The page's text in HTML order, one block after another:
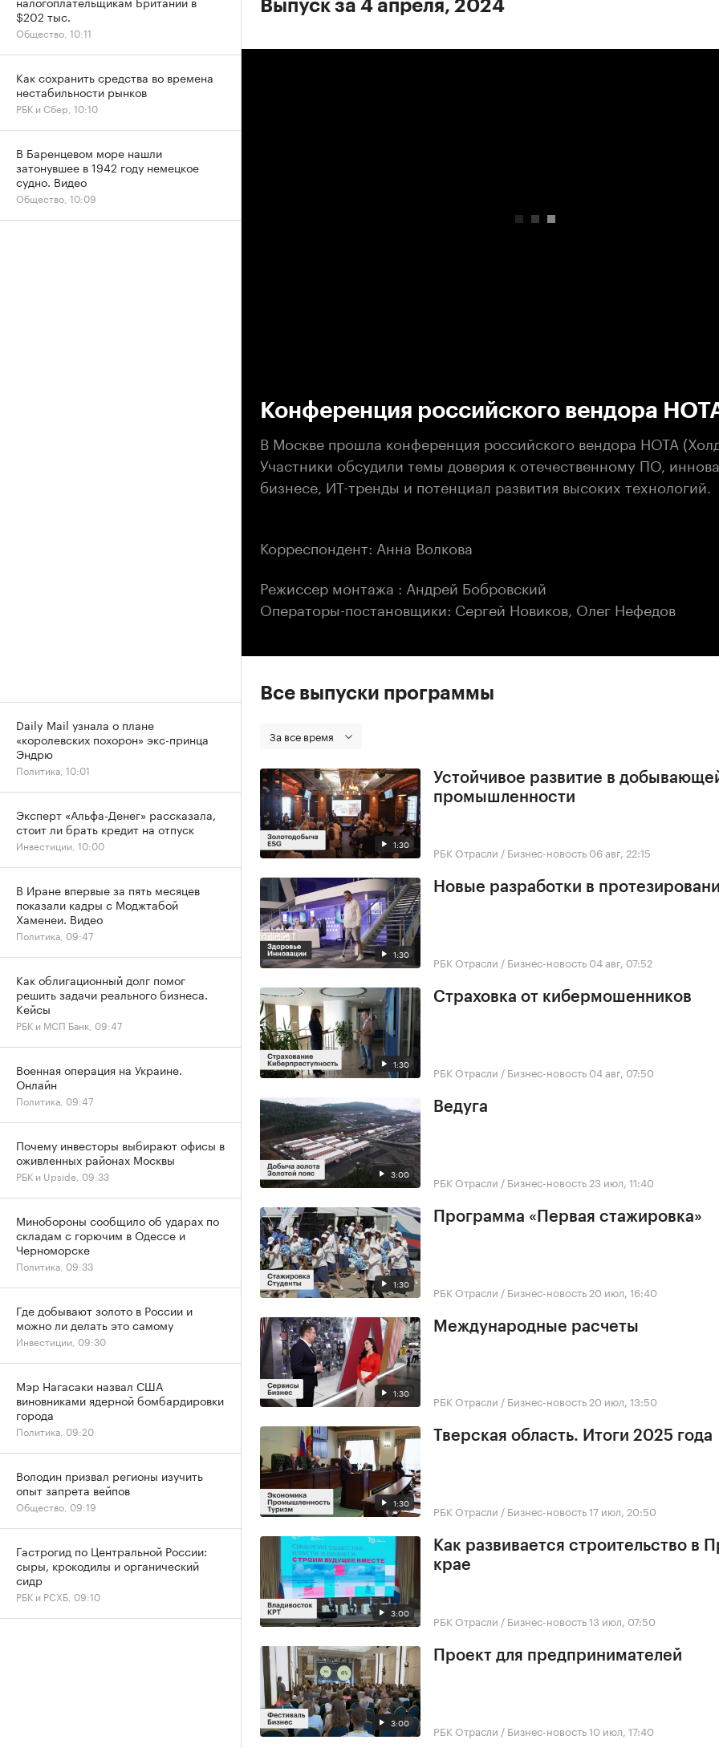
Выпуск за 4 апреля, 2024
Конференция российского вендора
В Москве прошла конференция российского вендора НОТА
Участники обсудили темы доверия к отечественному ПО,
бизнесе, ИТ-тренды и потенциал развития высоких технологий.
Корреспондент: Анна Волкова
Режиссер монтажа : Андрей Бобровский
Операторы-постановщики: Сергей Новиков, Олег Нефедов
Все выпуски программы
За все время
1:30
Устойчивое развитие в
промышленности
РБК Отрасли / Бизнес-новость 06 авг, 22:15
1:30
Новые разработки в
РБК Отрасли / Бизнес-новость 04 авг, 07:52
1:30
Страховка от кибермошенников
РБК Отрасли / Бизнес-новость 04 авг, 07:50
3:00
Ведуга
РБК Отрасли / Бизнес-новость 23 июл, 11:40
1:30
Программа «Первая стажировка»
РБК Отрасли / Бизнес-новость 20 июл, 16:40
1:30
Международные расчеты
РБК Отрасли / Бизнес-новость 20 июл, 13:50
1:30
Тверская область. Итоги 2025 года
РБК Отрасли / Бизнес-новость17 июл, 20:50
3:00
Как развивается строительство в
крае
РБК Отрасли / Бизнес-новость13 июл, 07:50
3:00
Проект для предпринимателей
РБК Отрасли / Бизнес-новость10 июл, 17:40
$202 тыс.
Общество, 10:11
Как сохранить средства во времена
нестабильности рынков
РБК и Сбер, 10:10
В Баренцевом море нашли
затонувшее в 1942 году немецкое
судно. Видео
Общество, 10:09
Daily Mail узнала о плане
«королевских похорон» экс-принца
Эндрю
Политика, 10:01
Эксперт «Альфа-Денег» рассказала,
стоит ли брать кредит на отпуск
Инвестиции, 10:00
В Иране впервые за пять месяцев
показали кадры с Моджтабой
Хаменеи. Видео
Политика, 09:47
Как облигационный долг помог
решить задачи реального бизнеса.
Кейсы
РБК и МСП Банк, 09:47
Военная операция на Украине.
Онлайн
Политика, 09:47
Почему инвесторы выбирают офисы в
оживленных районах Москвы
РБК и Upside, 09:33
Минобороны сообщило об ударах по
складам с горючим в Одессе и
Черноморске
Политика, 09:33
Где добывают золото в России и
можно ли делать это самому
Инвестиции, 09:30
Мэр Нагасаки назвал США
виновниками ядерной бомбардировки
города
Политика, 09:20
Володин призвал регионы изучить
опыт запрета вейпов
Общество, 09:19
Гастрогид по Центральной России:
сыры, крокодилы и органический
сидр
РБК и РСХБ, 09:10